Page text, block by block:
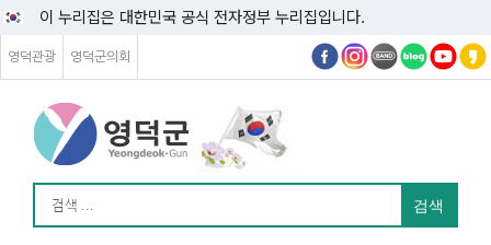
이 누리집은 대한민국 공식 전자정부 누리집입니다.
영덕관광 영덕군의회